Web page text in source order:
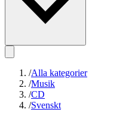
/Alla kategorier
/Musik
/CD
/Svenskt